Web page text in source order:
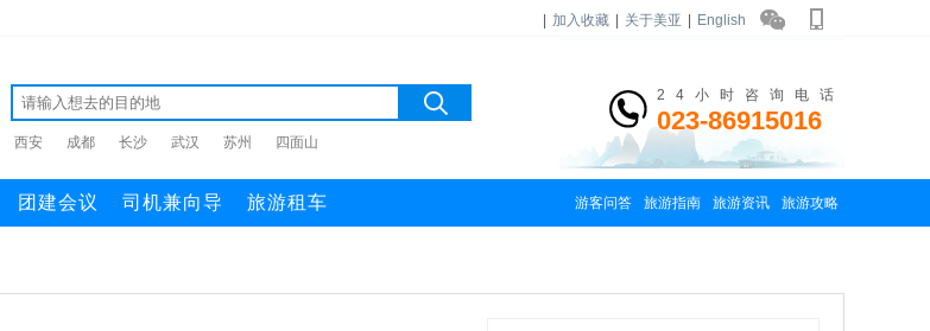
加入收藏 关于美亚 English
西安 成都 长沙 武汉 苏州 四面山
24小时咨询电话
023-86915016
团建会议 司机兼向导 旅游租车 游客问答 旅游指南 旅游资讯 旅游攻略